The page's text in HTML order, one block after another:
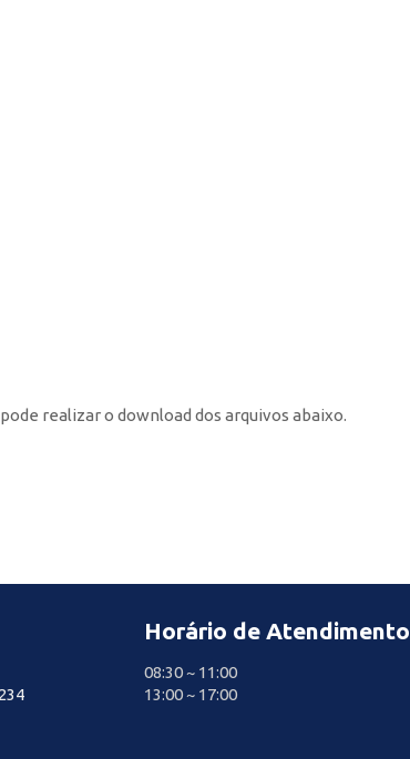
realizar o download dos arquivos abaixo.
Horário de Atendimento
08:30 ~ 11:00
13:00 ~ 17:00